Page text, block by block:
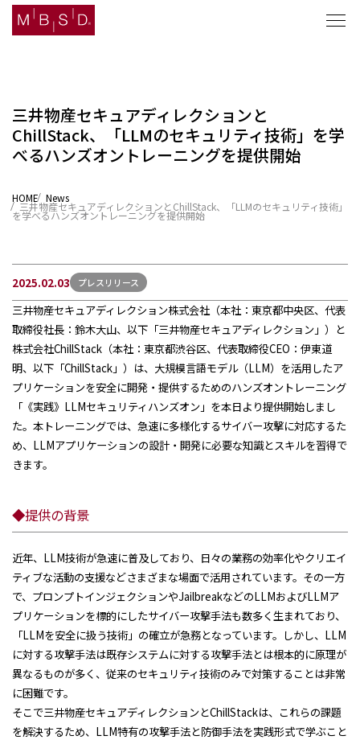
セキュリティナレッジ
企業情報
採用
お問い合わせ
三井物産セキュアディレクションと
ChillStack、「LLMのセキュリティ技術」を学
べるハンズオントレーニングを提供開始
HOME News
三井物産セキュアディレクションとChillStack、「LLMのセキュリティ技術」
を学べるハンズオントレーニングを提供開始
2025.02.03 プレスリリース
三井物産セキュアディレクション株式会社（本社：東京都中央区、代表
取締役社長：鈴木大山、以下「三井物産セキュアディレクション」）と
株式会社ChillStack（本社：東京都渋谷区、代表取締役CEO：伊東道
明、以下「ChillStack」）は、大規模言語モデル（LLM）を活用したア
プリケーションを安全に開発・提供するためのハンズオントレーニング
「《実践》LLMセキュリティハンズオン」を本日より提供開始しまし
た。本トレーニングでは、急速に多様化するサイバー攻撃に対応するた
め、LLMアプリケーションの設計・開発に必要な知識とスキルを習得で
きます。
◆提供の背景
近年、LLM技術が急速に普及しており、日々の業務の効率化やクリエイ
ティブな活動の支援などさまざまな場面で活用されています。その一方
で、プロンプトインジェクションやJailbreakなどのLLMおよびLLMア
プリケーションを標的にしたサイバー攻撃手法も数多く生まれており、
「LLMを安全に扱う技術」の確立が急務となっています。しかし、LLM
に対する攻撃手法は既存システムに対する攻撃手法とは根本的に原理が
異なるものが多く、従来のセキュリティ技術のみで対策することは非常
に困難です。
そこで三井物産セキュアディレクションとChillStackは、これらの課題
を解決するため、LLM特有の攻撃手法と防御手法を実践形式で学ぶこと